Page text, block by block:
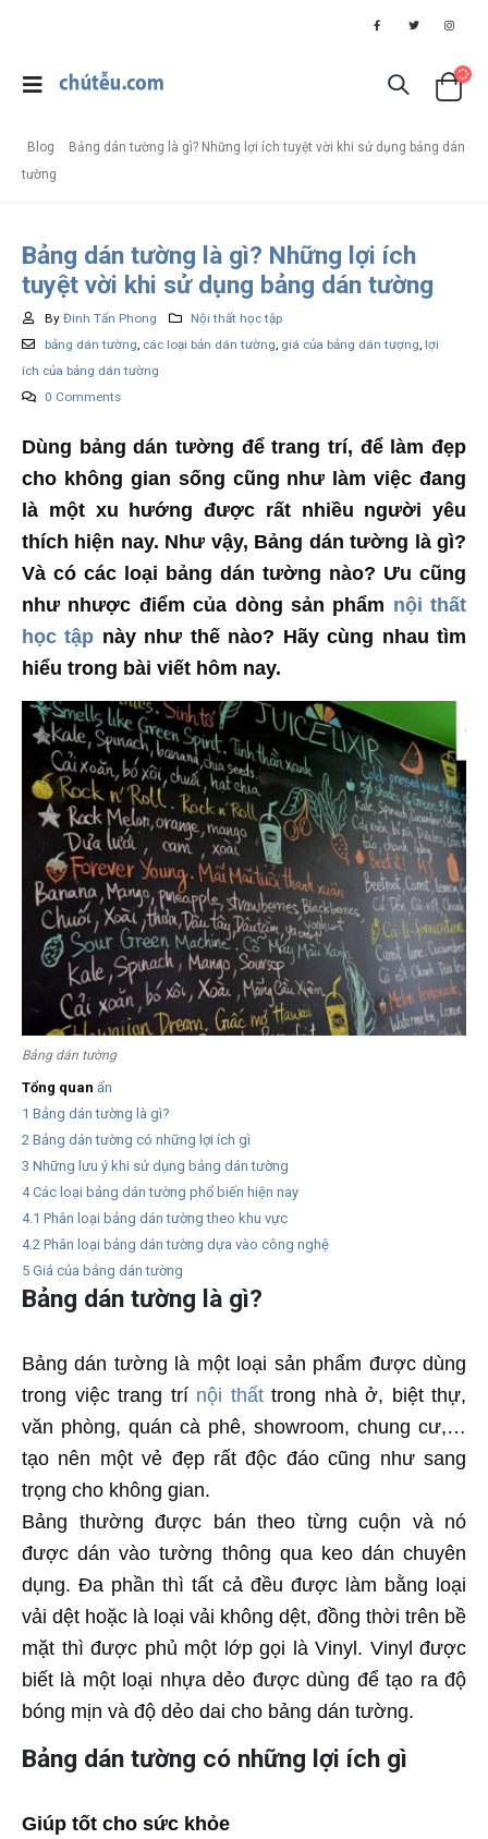
Blog
Bảng dán tường là gì? Những lợi ích tuyệt vời khi sử dụng bảng dán
tường
Bảng dán tường là gì? Những lợi ích
tuyệt vời khi sử dụng bảng dán tường
By Đinh Tấn Phong
Nội thất học tập
bảng dán tường, các loại bản dán tường, giá của bảng dán tượng, lợi
ích của bảng dán tường
0 Comments
Dùng bảng dán tường để trang trí, để làm đẹp
cho không gian sống cũng như làm việc đang
là một xu hướng được rất nhiều người yêu
thích hiện nay. Như vậy, Bảng dán tường là gì?
Và có các loại bảng dán tường nào? Ưu cũng
như nhược điểm của dòng sản phẩm nội thất
học tập này như thế nào? Hãy cùng nhau tìm
hiểu trong bài viết hôm nay.
Bảng dán tường
Tổng quan ẩn
1 Bảng dán tường là gì?
2 Bảng dán tường có những lợi ích gì
3 Những lưu ý khi sử dụng bảng dán tường
4 Các loại bảng dán tường phổ biến hiện nay
4.1 Phân loại bảng dán tường theo khu vực
4.2 Phân loại bảng dán tường dựa vào công nghệ
5 Giá của bảng dán tường
Bảng dán tường là gì?
Bảng dán tường là một loại sản phẩm được dùng
trong việc trang trí nội thấttrong nhà ở, biệt thự,
văn phòng, quán cà phê, showroom, chung cư,…
tạo nên một vẻ đẹp rất độc đáo cũng như sang
trọng cho không gian.
Bảng thường được bán theo từng cuộn và nó
được dán vào tường thông qua keo dán chuyên
dụng. Đa phần thì tất cả đều được làm bằng loại
vải dệt hoặc là loại vải không dệt, đồng thời trên bề
mặt thì được phủ một lớp gọi là Vinyl. Vinyl được
biết là một loại nhựa dẻo được dùng để tạo ra độ
bóng mịn và độ dẻo dai cho bảng dán tường.
Bảng dán tường có những lợi ích gì
Giúp tốt cho sức khỏe